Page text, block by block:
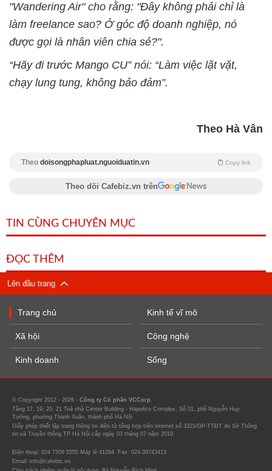
"Wandering Air" cho rằng: "Đây không phải chỉ là
làm freelance sao? Ở góc độ doanh nghiệp, nó
được gọi là nhân viên chia sẻ?".
“Hãy đi trước Mango CU” nói: “Làm việc lặt vặt,
chạy lung tung, không bảo đảm”.
Theo Hà Vân
Theo doisongphapluat.nguoiduatin.vn Copy link
Theo dõi Cafebiz.vn trên
TIN CÙNG CHUYÊN MỤC
ĐỌC THÊM
Lên đầu trang
Trang chủ
Xã hội
Kinh doanh
Kinh tế vĩ mô
Công nghệ
Sống
© Copyright 2012 - 2026 - Công ty Cổ phần VCCorp.
Tầng 17, 19, 20, 21 Toà nhà Center Building - Hapulico Complex, Số 01, phố Nguyễn Huy
Tưởng, phường Thanh Xuân, thành phố Hà Nội
Giấy phép thiết lập trang thông tin điện tử tổng hợp trên internet số 3321/GP-TTĐT do Sở Thông
tin và Truyền thông TP Hà Nội cấp ngày 03 tháng 07 năm 2019.
Điện thoại: 024 7309 5555 Máy lẻ 41294. Fax: 024-39743413
Email: info@cafebiz.vn